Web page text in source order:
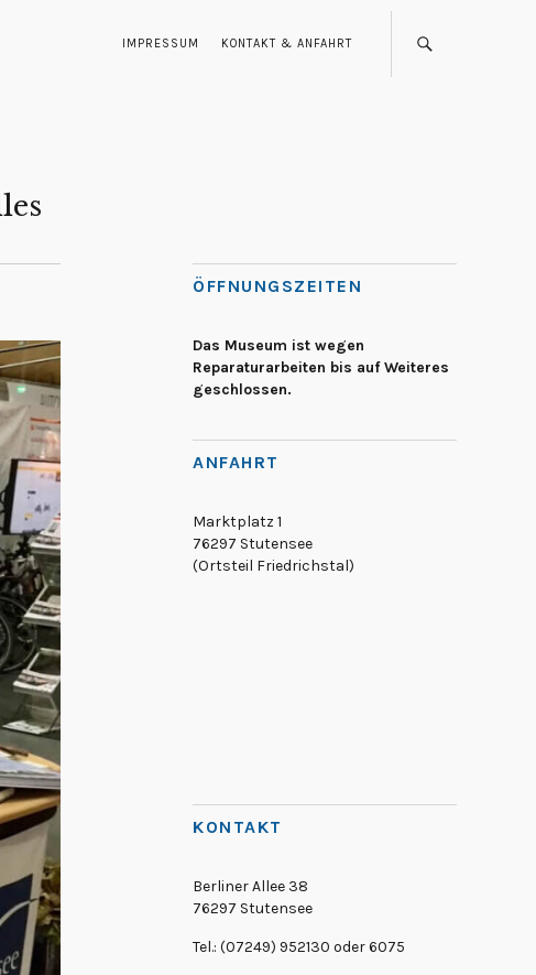
IMPRESSUM KONTAKT & ANFAHRT
ÖFFNUNGSZEITEN
Das Museum ist wegen
Reparaturarbeiten bis auf Weiteres
geschlossen.
ANFAHRT
Marktplatz 1
76297 Stutensee
(Ortsteil Friedrichstal)
KONTAKT
Berliner Allee 38
76297 Stutensee
Tel.: (07249) 952130 oder 6075